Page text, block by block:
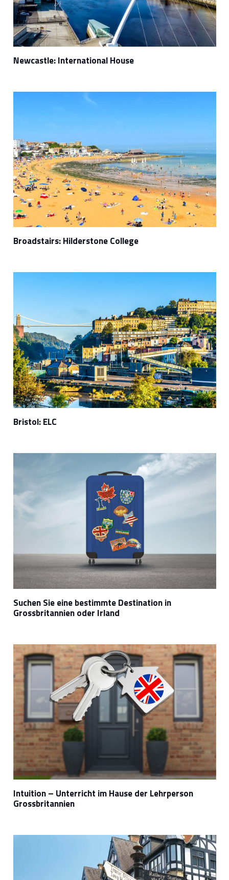
Newcastle: International House
Broadstairs: Hilderstone College
Bristol: ELC
Suchen Sie eine bestimmte Destination in
Grossbritannien oder Irland
Intuition – Unterricht im Hause der Lehrperson
Grossbritannien